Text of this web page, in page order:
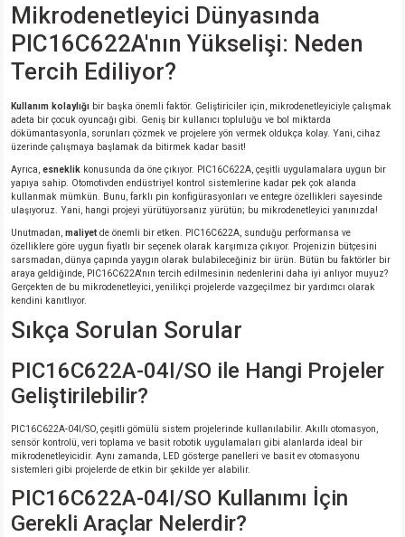
Mikrodenetleyici Dünyasında
PIC16C622A'nın Yükselişi: Neden
Tercih Ediliyor?
Kullanım kolaylığı bir başka önemli faktör. Geliştiriciler için, mikrodenetleyiciyle çalışmak
adeta bir çocuk oyuncağı gibi. Geniş bir kullanıcı topluluğu ve bol miktarda
dökümantasyonla, sorunları çözmek ve projelere yön vermek oldukça kolay. Yani, cihaz
üzerinde çalışmaya başlamak da bitirmek kadar basit!
Ayrıca, esneklik konusunda da öne çıkıyor. PIC16C622A, çeşitli uygulamalara uygun bir
yapıya sahip. Otomotivden endüstriyel kontrol sistemlerine kadar pek çok alanda
kullanmak mümkün. Bunu, farklı pin konfigürasyonları ve entegre özellikleri sayesinde
ulaşıyoruz. Yani, hangi projeyi yürütüyorsanız yürütün; bu mikrodenetleyici yanınızda!
Unutmadan, maliyet de önemli bir etken. PIC16C622A, sunduğu performansa ve
özelliklere göre uygun fiyatlı bir seçenek olarak karşımıza çıkıyor. Projenizin bütçesini
sarsmadan, dünya çapında yaygın olarak bulabileceğiniz bir ürün. Bütün bu faktörler bir
araya geldiğinde, PIC16C622A'nın tercih edilmesinin nedenlerini daha iyi anlıyor muyuz?
Gerçekten de bu mikrodenetleyici, yenilikçi projelerde vazgeçilmez bir yardımcı olarak
kendini kanıtlıyor.
Sıkça Sorulan Sorular
PIC16C622A-04I/SO ile Hangi Projeler
Geliştirilebilir?
PIC16C622A-04I/SO, çeşitli gömülü sistem projelerinde kullanılabilir. Akıllı otomasyon,
sensör kontrolü, veri toplama ve basit robotik uygulamaları gibi alanlarda ideal bir
mikrodenetleyicidir. Aynı zamanda, LED gösterge panelleri ve basit ev otomasyonu
sistemleri gibi projelerde de etkin bir şekilde yer alabilir.
PIC16C622A-04I/SO Kullanımı İçin
Gerekli Araçlar Nelerdir?